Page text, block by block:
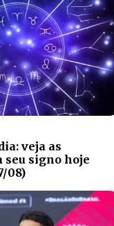
veja as
seu signo hoje
08)